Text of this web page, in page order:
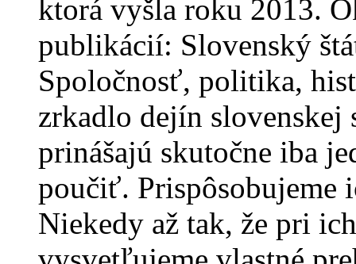
ktorá vyšla roku 2013.
publikácií: Slovenský
Spoločnosť, politika,
zrkadlo dejín
prinášajú skutočne iba
poučiť. Prispôsobujeme
Niekedy až tak, že pri